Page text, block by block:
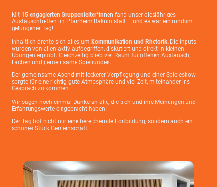
Mit 15 engagierten Gruppenleiter*innen fand unser diesjähriges
Austauschtreffen im Pfarrheim Bakum statt – und es war ein rundum
gelungener Tag!
Inhaltlich drehte sich alles um Kommunikation und Rhetorik. Die Inputs
wurden von allen aktiv aufgegriffen, diskutiert und direkt in kleinen
Übungen erprobt. Gleichzeitig blieb viel Raum für offenen Austausch,
Lachen und gemeinsame Spielrunden.
Der gemeinsame Abend mit leckerer Verpflegung und einer Spieleshow
sorgte für eine richtig gute Atmosphäre und viel Zeit, miteinander ins
Gespräch zu kommen.
Wir sagen noch einmal Danke an alle, die sich und ihre Meinungen und
Erfahrungswerte eingebracht haben!
Der Tag bot nicht nur eine bereichernde Fortbildung, sondern auch ein
schönes Stück Gemeinschaft.